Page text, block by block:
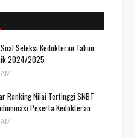
Seleksi Kedokteran Tahun
2024/2025
Ranking Nilai Tertinggi SNBT
Peserta Kedokteran